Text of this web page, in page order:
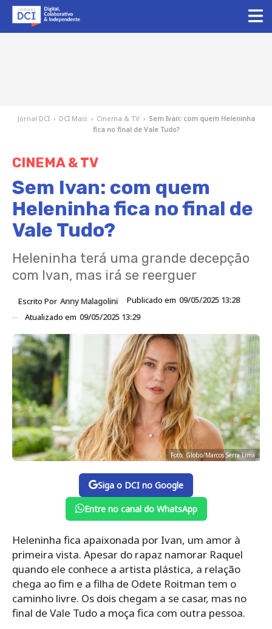
Jornal DCI › DCI Mais › Cinema & TV › Sem Ivan: com quem Heleninha
fica no final de Vale Tudo?
CINEMA & TV
Sem Ivan: com quem
Heleninha fica no final de
Vale Tudo?
Heleninha terá uma grande decepção
com Ivan, mas irá se reerguer
Escrito Por Anny Malagolini Publicado em 09/05/2025 13:28
Atualizado em 09/05/2025 13:29
Foto: Globo/Marcos Serra Lima
Siga o DCI no Google
Entre no canal do WhatsApp
Heleninha fica apaixonada por Ivan, um amor à
primeira vista. Apesar do rapaz namorar Raquel
quando ele conhece a artista plástica, a relação
chega ao fim e a filha de Odete Roitman tem o
caminho livre. Os dois chegam a se casar, mas no
final de Vale Tudo a moça fica com outra pessoa.